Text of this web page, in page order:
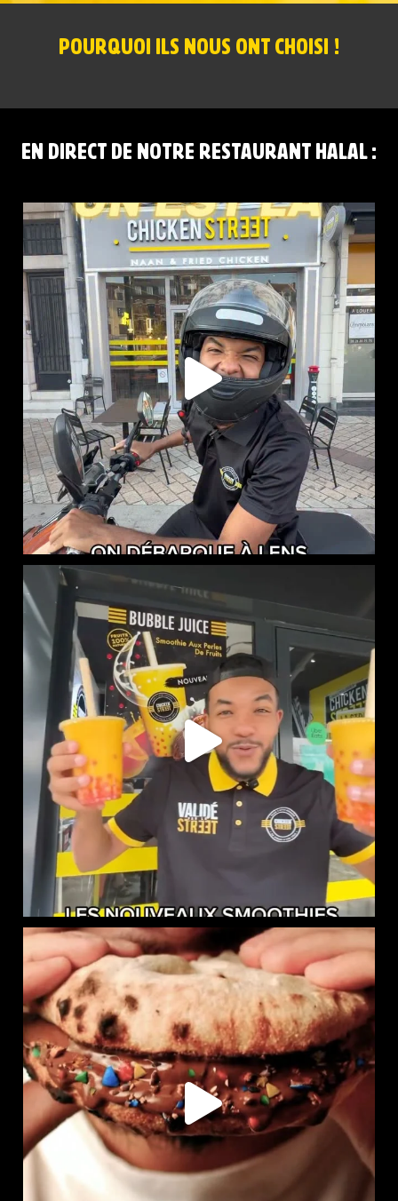
POURQUOI ILS NOUS ONT CHOISI !
EN DIRECT DE NOTRE RESTAURANT HALAL :
CHICKEN STREET LENS EST LÀ
12 Place...
44 37
NOUVEAUTÉ CHEZ CHICKEN STREET
...
46 0
LE NAAN SUCRÉ EST DISPONIBLE CHEZ CHICKEN STREET
105 36